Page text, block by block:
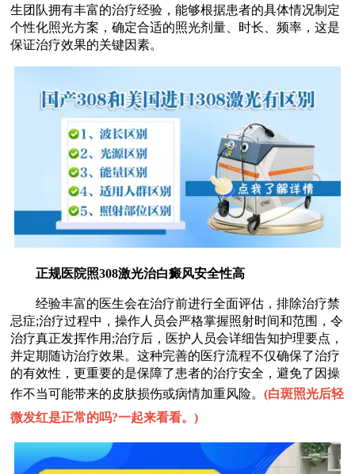
生团队拥有丰富的治疗经验，能够根据患者的具体情况制定
个性化照光方案，确定合适的照光剂量、时长、频率，这是
保证治疗效果的关键因素。
正规医院照308激光治白癜风安全性高
经验丰富的医生会在治疗前进行全面评估，排除治疗禁
忌症;治疗过程中，操作人员会严格掌握照射时间和范围，令
治疗真正发挥作用;治疗后，医护人员会详细告知护理要点，
并定期随访治疗效果。这种完善的医疗流程不仅确保了治疗
的有效性，更重要的是保障了患者的治疗安全，避免了因操
作不当可能带来的皮肤损伤或病情加重风险。(白斑照光后轻
微发红是正常的吗?一起来看看。)